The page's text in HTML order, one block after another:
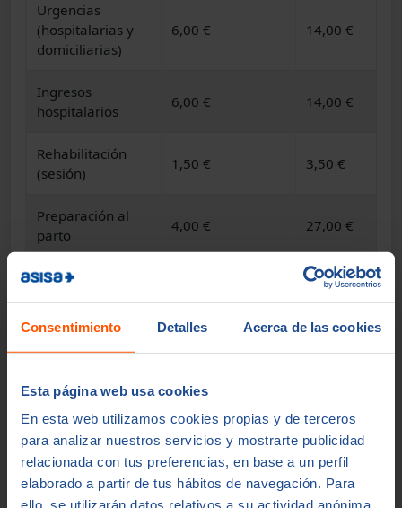
Consentimiento Detalles Acerca de las cookies
Esta página web usa cookies
En esta web utilizamos cookies propias y de terceros
para analizar nuestros servicios y mostrarte publicidad
relacionada con tus preferencias, en base a un perfil
elaborado a partir de tus hábitos de navegación. Para
ello, se utilizarán datos relativos a su actividad anónima
Urgencias
(hospitalarias y
domiciliarias)
6,00 € 14,00 €
Ingresos
hospitalarios
6,00 € 14,00 €
Rehabilitación
(sesión)
1,50 € 3,50 €
Preparación al
parto
4,00 € 27,00 €
Psicoterapia
13,00 €
Resto de servicios 3,00 €
Límite anual en
copagos
No (según tabla
aportada)
300 € por
asegurado y